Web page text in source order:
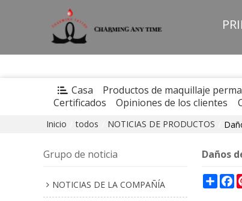
Casa Productos de maquillaje
Certificados
Opiniones de los clientes
Inicio todos NOTICIAS DE PRODUCTOS
Grupo de noticia
NOTICIAS DE LA COMPAÑÍA
Daños
Share